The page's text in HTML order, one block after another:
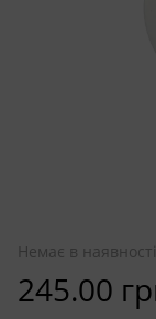
Немає в наявності
245.00